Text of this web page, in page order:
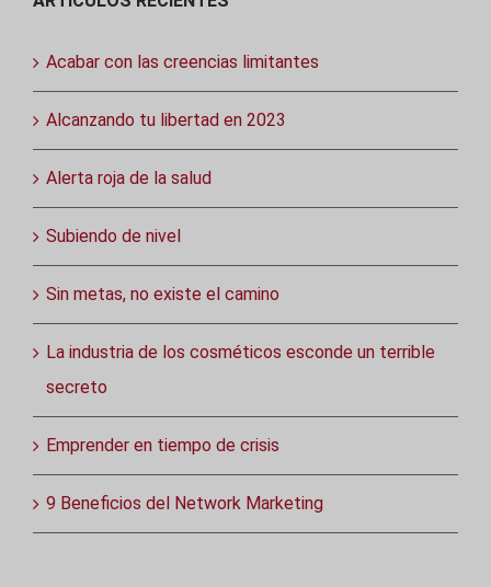
Acabar con las creencias limitantes
Alcanzando tu libertad en 2023
Alerta roja de la salud
Subiendo de nivel
Sin metas, no existe el camino
La industria de los cosméticos esconde un terrible
secreto
Emprender en tiempo de crisis
9 Beneficios del Network Marketing